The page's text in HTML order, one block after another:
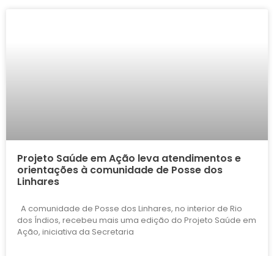
Projeto Saúde em Ação leva atendimentos e
orientações à comunidade de Posse dos
Linhares
A comunidade de Posse dos Linhares, no interior de Rio
dos Índios, recebeu mais uma edição do Projeto Saúde em
Ação, iniciativa da Secretaria